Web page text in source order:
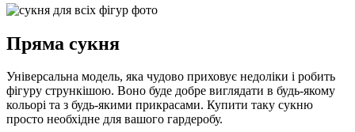
Пряма сукня
Універсальна модель, яка чудово приховує недоліки і робить
фігуру стрункішою. Воно буде добре виглядати в будь-якому
кольорі та з будь-якими прикрасами. Купити таку сукню
просто необхідне для вашого гардеробу.